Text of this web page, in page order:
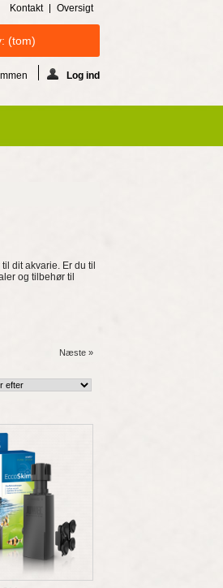
Kontakt Oversigt
(tom)
Log ind
dit akvarie. Er du til
og tilbehør til
Næste »